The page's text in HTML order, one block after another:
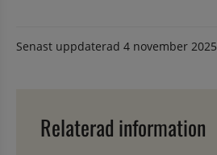
Senast uppdaterad 4 november 2025
Relaterad information